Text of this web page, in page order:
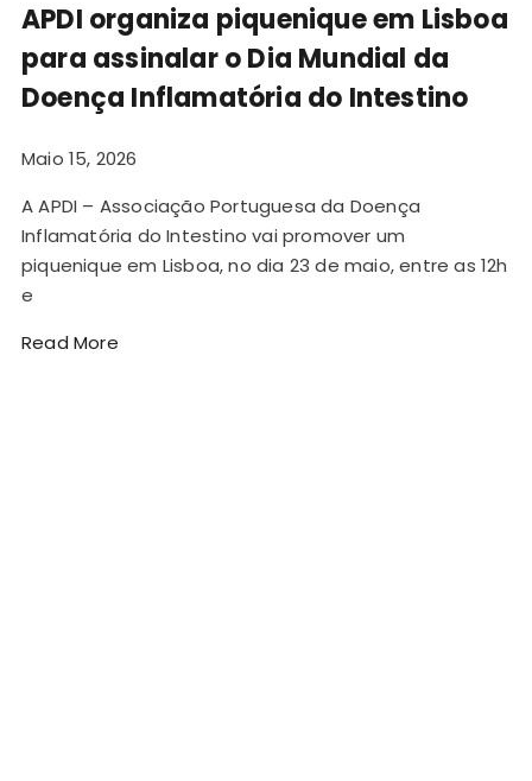
APDI organiza piquenique em Lisboa
para assinalar o Dia Mundial da
Doença Inflamatória do Intestino
Maio 15, 2026
A APDI – Associação Portuguesa da Doença
Inflamatória do Intestino vai promover um
piquenique em Lisboa, no dia 23 de maio, entre as 12h
e
Read More